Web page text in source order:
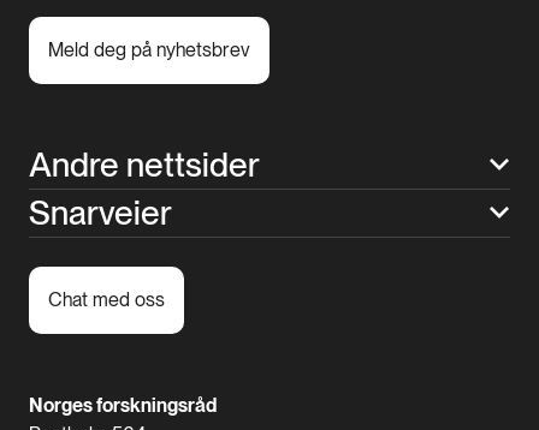
Meld deg på nyhetsbrev
Andre nettsider
Snarveier
Chat med oss
Norges forskningsråd